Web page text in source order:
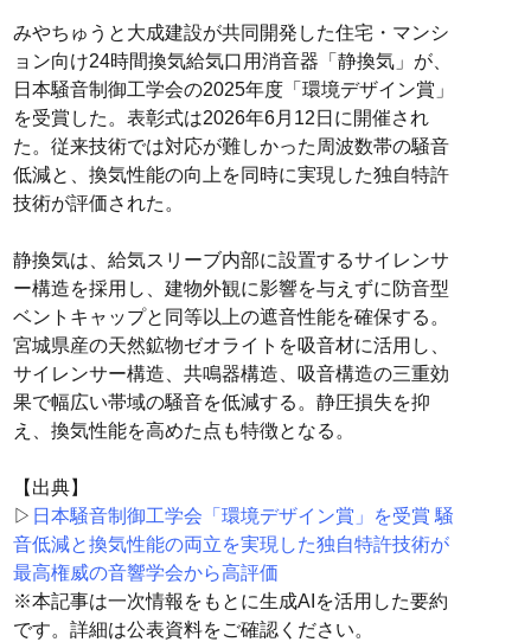
みやちゅうと大成建設が共同開発した住宅・マンシ
ョン向け24時間換気給気口用消音器「静換気」が、
日本騒音制御工学会の2025年度「環境デザイン賞」
を受賞した。表彰式は2026年6月12日に開催され
た。従来技術では対応が難しかった周波数帯の騒音
低減と、換気性能の向上を同時に実現した独自特許
技術が評価された。
静換気は、給気スリーブ内部に設置するサイレンサ
ー構造を採用し、建物外観に影響を与えずに防音型
ベントキャップと同等以上の遮音性能を確保する。
宮城県産の天然鉱物ゼオライトを吸音材に活用し、
サイレンサー構造、共鳴器構造、吸音構造の三重効
果で幅広い帯域の騒音を低減する。静圧損失を抑
え、換気性能を高めた点も特徴となる。
【出典】
▷ 日本騒音制御工学会「環境デザイン賞」を受賞 騒
音低減と換気性能の両立を実現した独自特許技術が
最高権威の音響学会から高評価
※本記事は一次情報をもとに生成AIを活用した要約
です。詳細は公表資料をご確認ください。